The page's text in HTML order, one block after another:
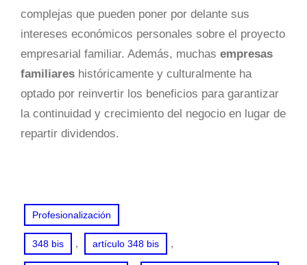
complejas que pueden poner por delante sus
intereses económicos personales sobre el proyecto
empresarial familiar. Además, muchas empresas
familiares históricamente y culturalmente ha
optado por reinvertir los beneficios para garantizar
la continuidad y crecimiento del negocio en lugar de
repartir dividendos.
Profesionalización
348 bis , artículo 348 bis ,